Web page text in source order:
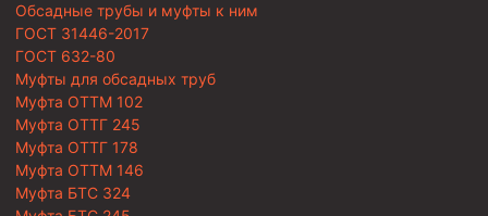
Обсадные трубы и муфты к ним
ГОСТ 31446-2017
ГОСТ 632-80
Муфты для обсадных труб
Муфта ОТТМ 102
Муфта ОТТГ 245
Муфта ОТТГ 178
Муфта ОТТМ 146
Муфта БТС 324